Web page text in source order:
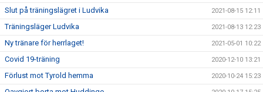
Slut på träningslägret i Ludvika 2021-08-15 12:11
Träningsläger Ludvika 2021-08-13 12:23
Ny tränare för herrlaget! 2021-05-01 10:22
Covid 19-träning 2020-12-10 13:21
Förlust mot Tyrold hemma 2020-10-24 15:23